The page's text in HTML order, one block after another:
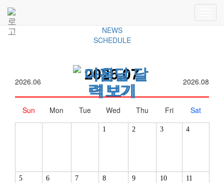
COMMUNITY
NEWS
SCHEDULE
2026.07
2026.06 2026.08
Sun Mon Tue Wed Thu Fri Sat
1 2 3 4
5 6 7 8 9 10 11